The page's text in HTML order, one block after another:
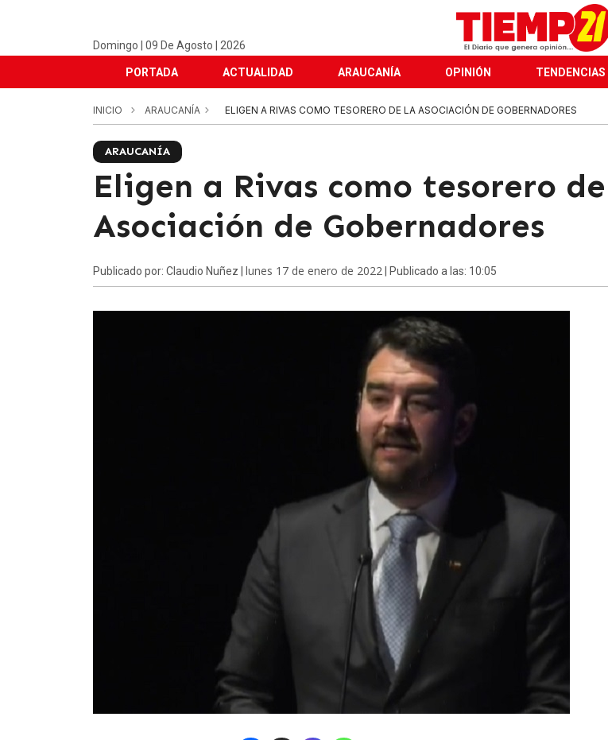
Domingo | 09 De Agosto | 2026
PORTADA ACTUALIDAD ARAUCANÍA OPINIÓN TENDENCIAS
INICIO ARAUCANÍA ELIGEN A RIVAS COMO TESORERO DE LA ASOCIACIÓN DE GOBERNADORES
ARAUCANÍA
Eligen a Rivas como tesorero
Asociación de Gobernadores
Publicado por: Claudio Nuñez | lunes 17 de enero de 2022 | Publicado a las: 10:05